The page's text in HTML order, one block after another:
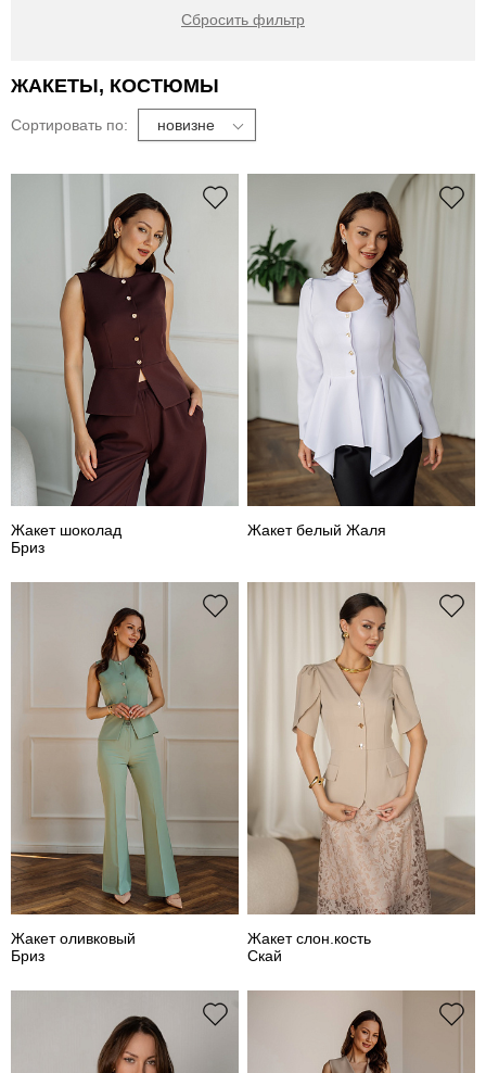
ЖАКЕТЫ, КОСТЮМЫ
Сортировать по: новизне
Жакет шоколад
Бриз
Жакет белый Жаля
Жакет оливковый
Бриз
Жакет слон.кость
Скай